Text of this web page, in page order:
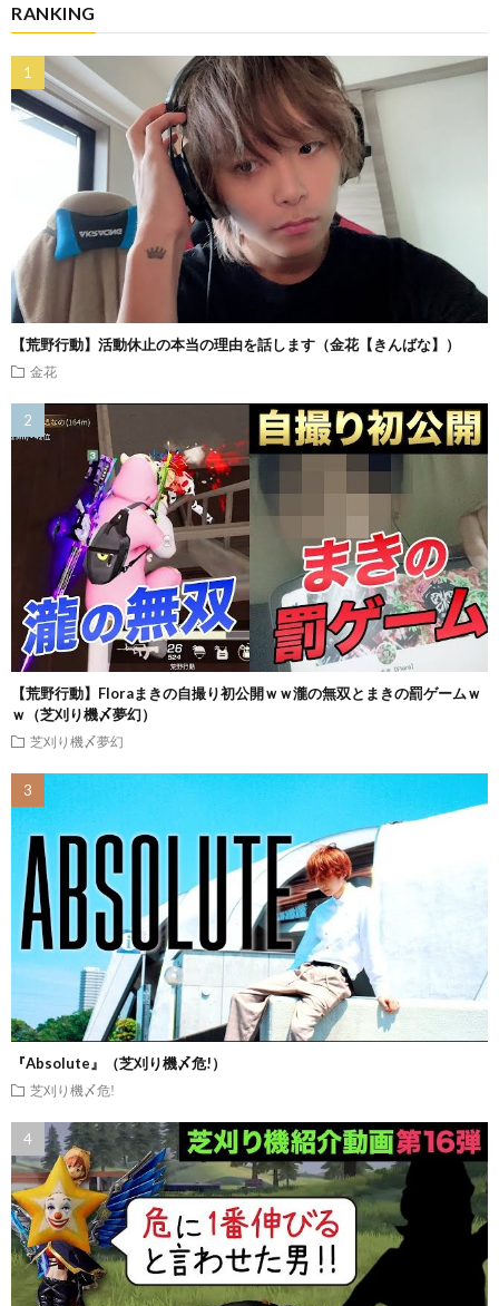
RANKING
【荒野行動】活動休止の本当の理由を話します（金花【きんばな】）
金花
【荒野行動】Floraまきの自撮り初公開ｗｗ瀧の無双とまきの罰ゲームｗ
ｗ（芝刈り機〆夢幻）
芝刈り機〆夢幻
『Absolute』（芝刈り機〆危!）
芝刈り機〆危!